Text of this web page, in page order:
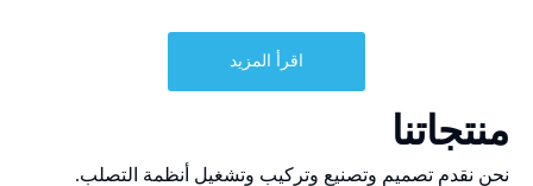
اقرأ المزيد
منتجاتنا
نحن نقدم تصميم وتصنيع وتركيب وتشغيل أنظمة التصلب.